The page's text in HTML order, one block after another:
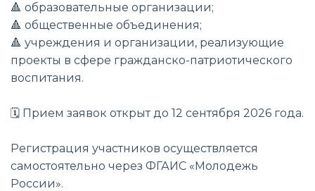
🔺 образовательные организации;
🔺 общественные объединения;
🔺 учреждения и организации, реализующие
проекты в сфере гражданско-патриотического
воспитания.
🗓 Прием заявок открыт до 12 сентября 2026 года.
Регистрация участников осуществляется
самостоятельно через ФГАИС «Молодежь
России».